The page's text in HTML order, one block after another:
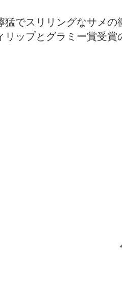
でスリリングなサメの
ップとグラミー賞受